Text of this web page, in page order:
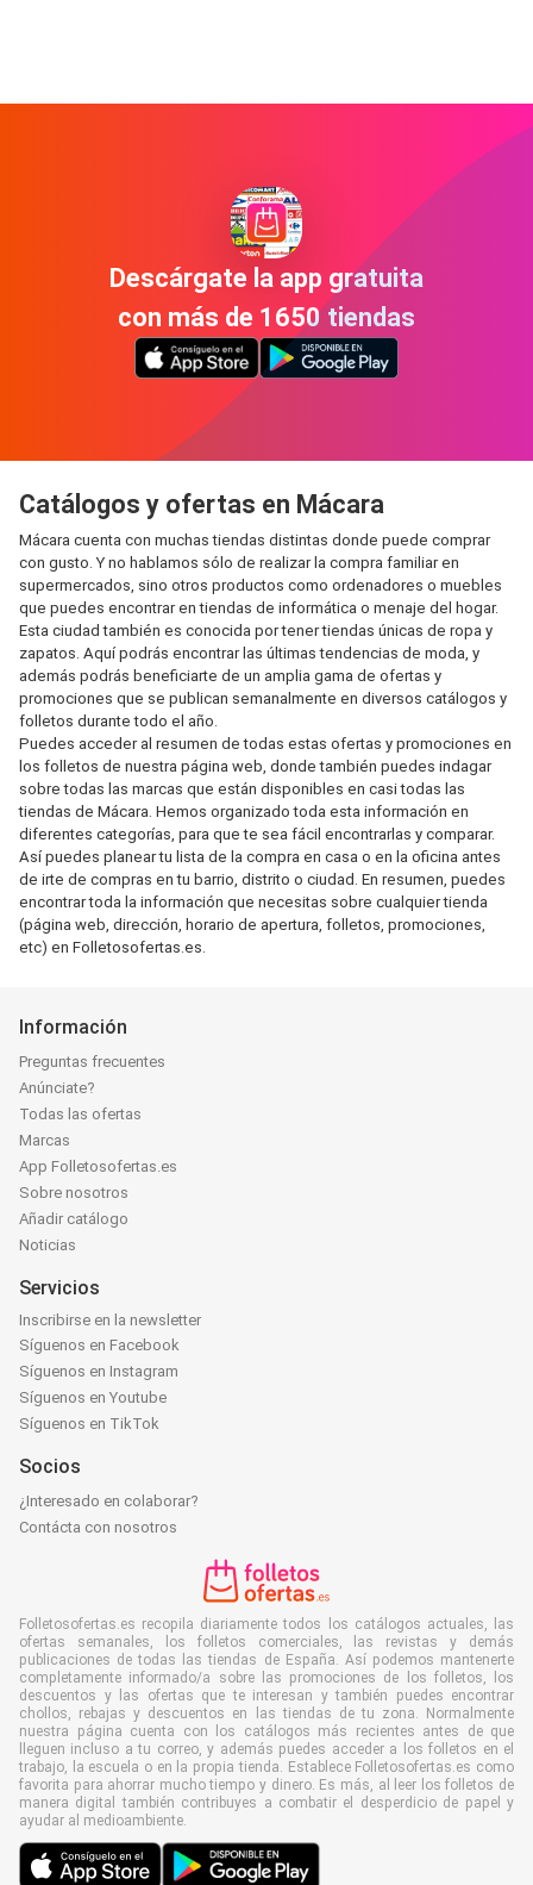
Descárgate la app gratuita
con más de 1650 tiendas
Catálogos y ofertas en Mácara
Mácara cuenta con muchas tiendas distintas donde puede comprar
con gusto. Y no hablamos sólo de realizar la compra familiar en
supermercados, sino otros productos como ordenadores o muebles
que puedes encontrar en tiendas de informática o menaje del hogar.
Esta ciudad también es conocida por tener tiendas únicas de ropa y
zapatos. Aquí podrás encontrar las últimas tendencias de moda, y
además podrás beneficiarte de un amplia gama de ofertas y
promociones que se publican semanalmente en diversos catálogos y
folletos durante todo el año.
Puedes acceder al resumen de todas estas ofertas y promociones en
los folletos de nuestra página web, donde también puedes indagar
sobre todas las marcas que están disponibles en casi todas las
tiendas de Mácara. Hemos organizado toda esta información en
diferentes categorías, para que te sea fácil encontrarlas y comparar.
Así puedes planear tu lista de la compra en casa o en la oficina antes
de irte de compras en tu barrio, distrito o ciudad. En resumen, puedes
encontrar toda la información que necesitas sobre cualquier tienda
(página web, dirección, horario de apertura, folletos, promociones,
etc) en Folletosofertas.es.
Información
Preguntas frecuentes
Anúnciate?
Todas las ofertas
Marcas
App Folletosofertas.es
Sobre nosotros
Añadir catálogo
Noticias
Servicios
Inscribirse en la newsletter
Síguenos en Facebook
Síguenos en Instagram
Síguenos en Youtube
Síguenos en TikTok
Socios
¿Interesado en colaborar?
Contácta con nosotros
Folletosofertas.es recopila diariamente todos los catálogos actuales, las
ofertas semanales, los folletos comerciales, las revistas y demás
publicaciones de todas las tiendas de España. Así podemos mantenerte
completamente informado/a sobre las promociones de los folletos, los
descuentos y las ofertas que te interesan y también puedes encontrar
chollos, rebajas y descuentos en las tiendas de tu zona. Normalmente
nuestra página cuenta con los catálogos más recientes antes de que
lleguen incluso a tu correo, y además puedes acceder a los folletos en el
trabajo, la escuela o en la propia tienda. Establece Folletosofertas.es como
favorita para ahorrar mucho tiempo y dinero. Es más, al leer los folletos de
manera digital también contribuyes a combatir el desperdicio de papel y
ayudar al medioambiente.